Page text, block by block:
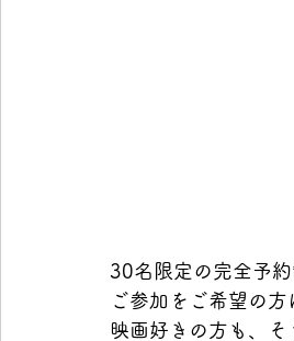
30名限定の完全予
ご参加をご希望の
映画好きの方も、